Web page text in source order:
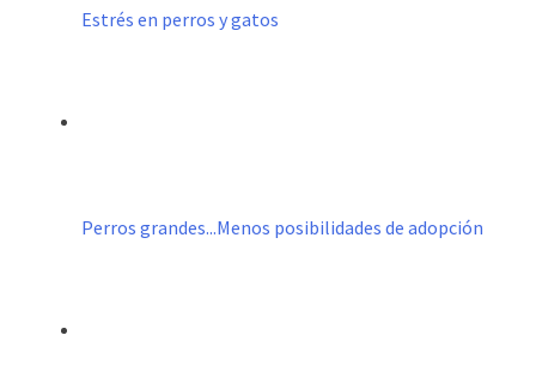
Estrés en perros y gatos
Perros grandes...Menos posibilidades de adopción